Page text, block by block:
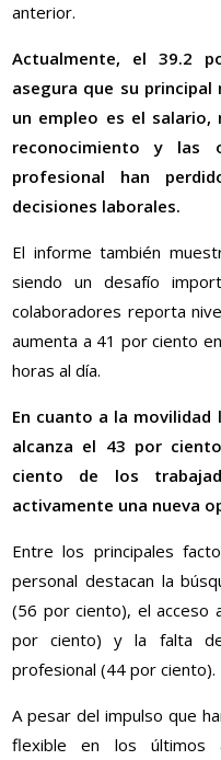
anterior.
Actualmente, el 39.2
asegura que su
un empleo es el
reconocimiento y las
profesional han
decisiones laborales.
El informe también
siendo un desafío
colaboradores reporta
aumenta a 41 por ciento
horas al día.
En cuanto a la
alcanza el 43 por
ciento de los
activamente una nueva
Entre los principales
personal destacan la
(56 por ciento), el acceso
por ciento) y la falta de
profesional (44 por ciento).
A pesar del impulso que
flexible en los últimos